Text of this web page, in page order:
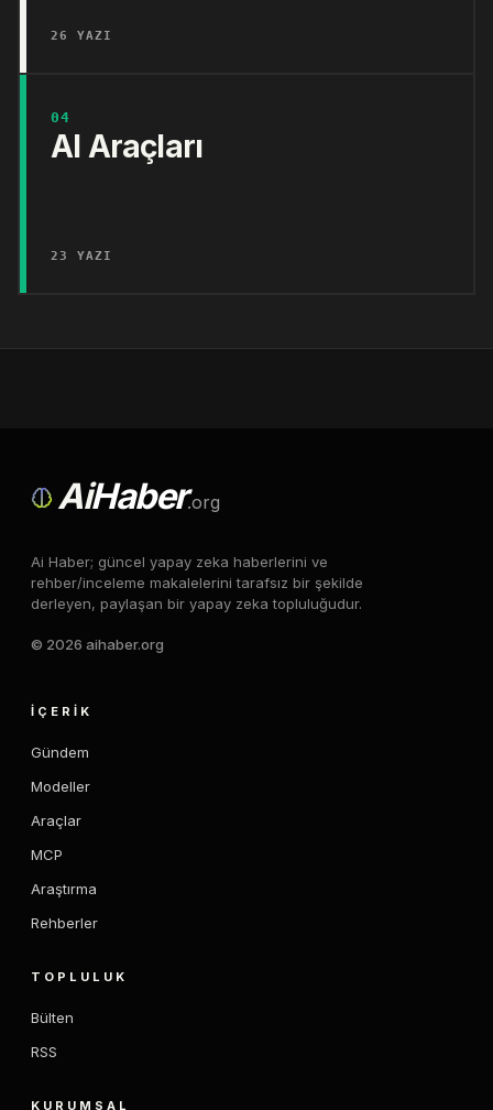
26 YAZI
04
AI Araçları
23 YAZI
AiHaber.org
Ai Haber; güncel yapay zeka haberlerini ve
rehber/inceleme makalelerini tarafsız bir şekilde
derleyen, paylaşan bir yapay zeka topluluğudur.
© 2026 aihaber.org
İÇERIK
Gündem
Modeller
Araçlar
MCP
Araştırma
Rehberler
TOPLULUK
Bülten
RSS
KURUMSAL